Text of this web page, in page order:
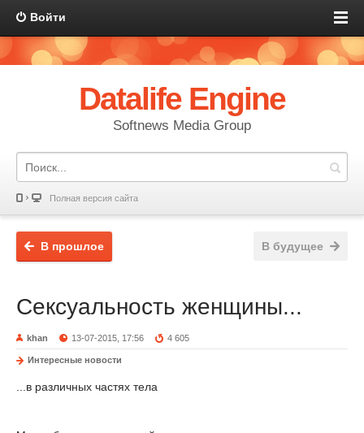
Войти
Datalife Engine
Softnews Media Group
Полная версия сайта
В будущее
В прошлое
Сексуальность женщины...
khan 13-07-2015, 17:56 4 605
Интересные новости
...в различных частях тела